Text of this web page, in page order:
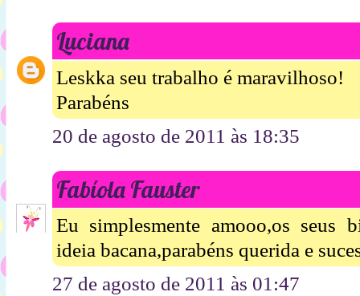
Luciana
Leskka seu trabalho é maravilhoso!
Parabéns
20 de agosto de 2011 às 18:35
Fabíola Fauster
Eu simplesmente amooo,os seus
ideia bacana,parabéns querida e
27 de agosto de 2011 às 01:47